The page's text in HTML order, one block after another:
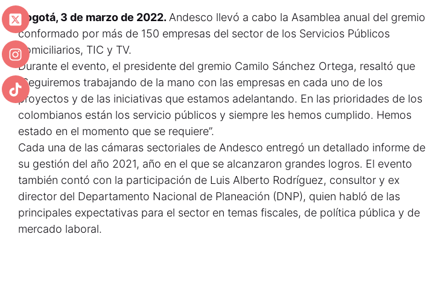
Bogotá, 3 de marzo de 2022. Andesco llevó a cabo la Asamblea anual del gremio
conformado por más de 150 empresas del sector de los Servicios Públicos
domiciliarios, TIC y TV.
Durante el evento, el presidente del gremio Camilo Sánchez Ortega, resaltó que
“Seguiremos trabajando de la mano con las empresas en cada uno de los
proyectos y de las iniciativas que estamos adelantando. En las prioridades de los
colombianos están los servicio públicos y siempre les hemos cumplido. Hemos
estado en el momento que se requiere”.
Cada una de las cámaras sectoriales de Andesco entregó un detallado informe de
su gestión del año 2021, año en el que se alcanzaron grandes logros. El evento
también contó con la participación de Luis Alberto Rodríguez, consultor y ex
director del Departamento Nacional de Planeación (DNP), quien habló de las
principales expectativas para el sector en temas fiscales, de política pública y de
mercado laboral.